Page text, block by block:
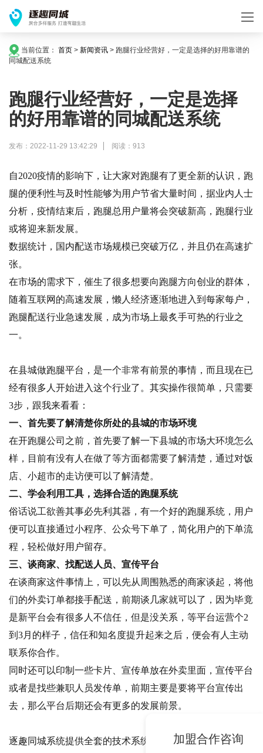
加盟合作咨询
当前位置： 首页 > 新闻资讯 > 跑腿行业经营好，一定是选择的好用靠谱的
同城配送系统
跑腿行业经营好，一定是选择
的好用靠谱的同城配送系统
发布：2022-11-29 13:42:29 阅读：913
自2020疫情的影响下，让大家对跑腿有了更全新的认识，跑
腿的便利性与及时性能够为用户节省大量时间，据业内人士
分析，疫情结束后，跑腿总用户量将会突破新高，跑腿行业
或将迎来新发展。
数据统计，国内配送市场规模已突破万亿，并且仍在高速扩
张。
在市场的需求下，催生了很多想要向跑腿方向创业的群体，
随着互联网的高速发展，懒人经济逐渐地进入到每家每户，
跑腿配送行业急速发展，成为市场上最炙手可热的行业之
一。
在县城做跑腿平台，是一个非常有前景的事情，而且现在已
经有很多人开始进入这个行业了。其实操作很简单，只需要
3步，跟我来看看：
一、首先要了解清楚你所处的县城的市场环境
在开跑腿公司之前，首先要了解一下县城的市场大环境怎么
样，目前有没有人在做了等方面都需要了解清楚，通过对饭
店、小超市的走访便可以了解清楚。
二、学会利用工具，选择合适的跑腿系统
俗话说工欲善其事必先利其器，有一个好的跑腿系统，用户
便可以直接通过小程序、公众号下单了，简化用户的下单流
程，轻松做好用户留存。
三、谈商家、找配送人员、宣传平台
在谈商家这件事情上，可以先从周围熟悉的商家谈起，将他
们的外卖订单都接手配送，前期谈几家就可以了，因为毕竟
是新平台会有很多人不信任，但是没关系，等平台运营个2
到3月的样子，信任和知名度提升起来之后，便会有人主动
联系你合作。
同时还可以印制一些卡片、宣传单放在外卖里面，宣传平台
或者是找些兼职人员发传单，前期主要是要将平台宣传出
去，那么平台后期还会有更多的发展前景。
逐趣同城系统提供全套的技术系统及运营的方案，成本低，